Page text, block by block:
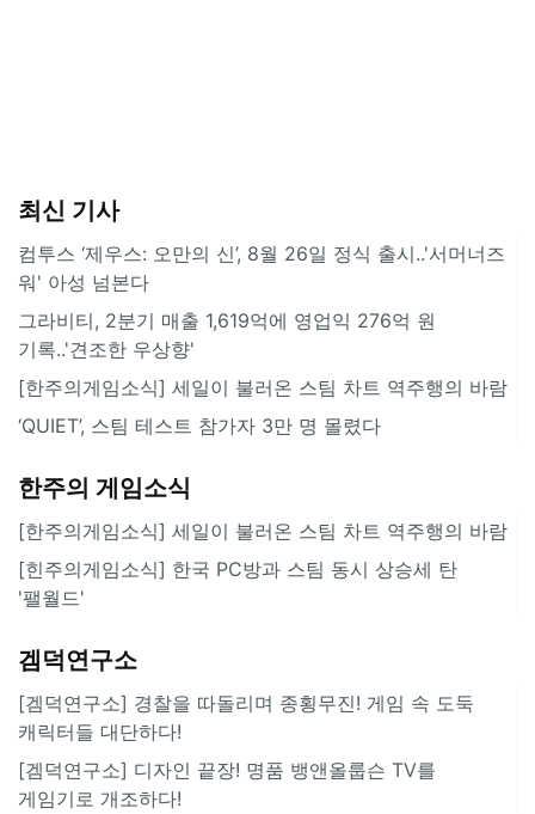
최신 기사
컴투스 ‘제우스: 오만의 신’, 8월 26일 정식 출시..'서머너즈
워' 아성 넘본다
그라비티, 2분기 매출 1,619억에 영업익 276억 원
기록..'견조한 우상향'
[한주의게임소식] 세일이 불러온 스팀 차트 역주행의 바람
‘QUIET’, 스팀 테스트 참가자 3만 명 몰렸다
한주의 게임소식
[한주의게임소식] 세일이 불러온 스팀 차트 역주행의 바람
[힌주의게임소식] 한국 PC방과 스팀 동시 상승세 탄
'팰월드'
겜덕연구소
[겜덕연구소] 경찰을 따돌리며 종횡무진! 게임 속 도둑
캐릭터들 대단하다!
[겜덕연구소] 디자인 끝장! 명품 뱅앤올룹슨 TV를
게임기로 개조하다!